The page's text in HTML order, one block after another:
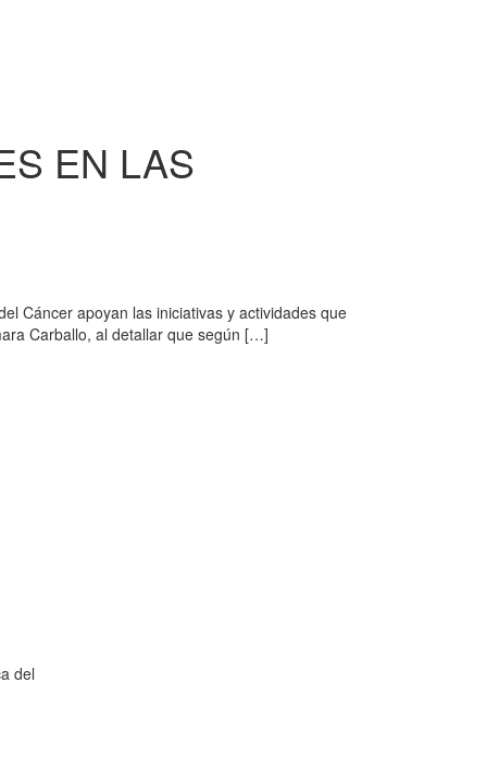
EN LAS
Cáncer apoyan las iniciativas y actividades que
Carballo, al detallar que según […]
del